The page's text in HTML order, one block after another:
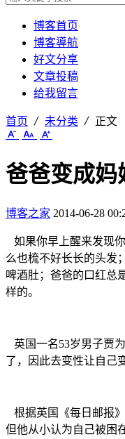
博客首页
博客導航
好文分享
文章投稿
给我留言
首页 未分类 正文
爸爸变成妈
博客之家 2014-06-28
如果你早上醒来发现
么也梳不好长长的头发
啤酒肚；爸爸的口红总
样的。
英国一名53岁男子贾
了，因此去变性让自己
根据英国《每日邮报
但他从小认为自己被困